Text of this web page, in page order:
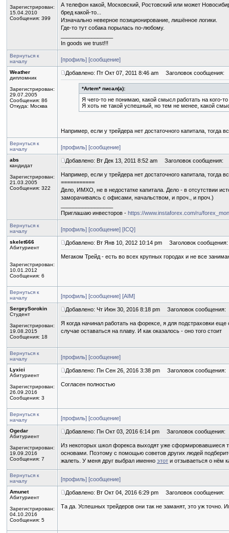
Зарегистрирован:
15.04.2010
Сообщения: 399
А телефон какой, Московский, Ростовский или может
бред какой-то...
Изначально неверное позиционирование, лишённое логики.
Где-то тут собака порылась по-любому.
In goods we trust!!!
Вернуться к
началу
[профиль] [сообщение]
Weather
дипломник
Зарегистрирован:
29.07.2005
Сообщения: 86
Откуда: Москва
Добавлено: Пт Окт 07, 2011 8:46 am Заголовок сообщения:
*Artem* писал(а):
Я чего-то не понимаю, какой смысл работать на кого-
Я хоть не такой успешный, но тем не менее, какой
Например, если у трейдера нет достаточного капитала, тогда
Вернуться к
началу
[профиль] [сообщение]
abs
кандидат
Зарегистрирован:
21.03.2005
Сообщения: 322
Добавлено: Вт Дек 13, 2011 8:52 am Заголовок сообщения:
Например, если у трейдера нет достаточного капитала, тогда
===========
Дело, ИМХО, не в недостатке капитала. Дело - в отсутствии
заморачиваясь с офисами, начальством, и проч., и проч.)
Приглашаю инвесторов - https://www.instaforex.com/ru/
Вернуться к
началу
[профиль] [сообщение] [ICQ]
skelet666
Абитуриент
Зарегистрирован:
10.01.2012
Сообщения: 6
Добавлено: Вт Янв 10, 2012 10:14 pm Заголовок сообщения:
Мегаком Трейд - есть во всех крупных городах и не все
Вернуться к
началу
[профиль] [сообщение] [AIM]
SergeySorokin
Студент
Зарегистрирован:
19.08.2015
Сообщения: 18
Добавлено: Чт Июн 30, 2016 8:18 pm Заголовок сообщения:
Я когда начинал работать на форексе, я для подстраховки еще
случае оставаться на плаву. И как оказалось - оно того стоит
Вернуться к
началу
[профиль] [сообщение]
Lyxici
Абитуриент
Зарегистрирован:
26.09.2016
Сообщения: 3
Добавлено: Пн Сен 26, 2016 3:38 pm Заголовок сообщения:
Согласен полностью
Вернуться к
началу
[профиль] [сообщение]
Ogedar
Абитуриент
Зарегистрирован:
19.09.2016
Сообщения: 7
Добавлено: Пн Окт 03, 2016 6:14 pm Заголовок сообщения:
Из некоторых школ форекса выходят уже сформировавшиеся
основами. Поэтому с помощью советов других людей
жалеть. У меня друг выбрал именно этот и отзываеться о нём
Вернуться к
началу
[профиль] [сообщение]
Amunet
Абитуриент
Зарегистрирован:
04.10.2016
Сообщения: 5
Добавлено: Вт Окт 04, 2016 6:29 pm Заголовок сообщения:
Та да. Успешных трейдеров они так не заманят, это уж точно.